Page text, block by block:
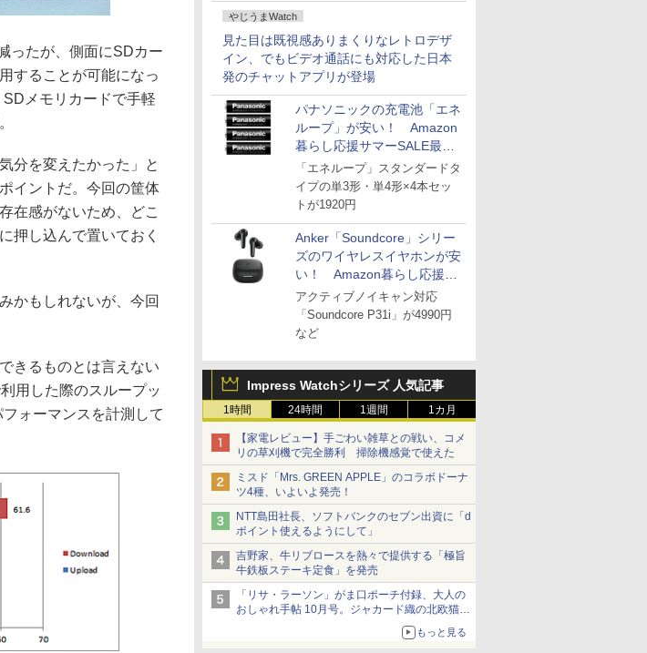
やじうまWatch
見た目は既視感ありまくりなレトロデザ
イン、でもビデオ通話にも対応した日本
発のチャットアプリが登場
パナソニックの充電池「エネ
ループ」が安い！ Amazon
暮らし応援サマーSALE最終
日
「エネループ」スタンダードタ
イプの単3形・単4形×4本セッ
トが1920円
Anker「Soundcore」シリー
ズのワイヤレスイヤホンが安
い！ Amazon暮らし応援サ
マーSALE
アクティブノイキャン対応
「Soundcore P31i」が4990円
など
Impress Watchシリーズ 人気記事
1時間 24時間 1週間 1カ月
【家電レビュー】手ごわい雑草との戦い、コメ
リの草刈機で完全勝利 掃除機感覚で使えた
ミスド「Mrs. GREEN APPLE」のコラボドーナ
ツ4種、いよいよ発売！
NTT島田社長、ソフトバンクのセブン出資に「d
ポイント使えるようにして」
吉野家、牛リブロースを熱々で提供する「極旨
牛鉄板ステーキ定食」を発売
「リサ・ラーソン」がま口ポーチ付録、大人の
おしゃれ手帖 10月号。ジャカード織の北欧猫デ
もっと見る
ったが、側面にSDカー
することが可能になっ
メモリカードで手軽
分を変えたかった」と
イントだ。今回の筐体
在感がないため、どこ
押し込んで置いておく
かもしれないが、今回
きるものとは言えない
用した際のスループッ
ォーマンスを計測して